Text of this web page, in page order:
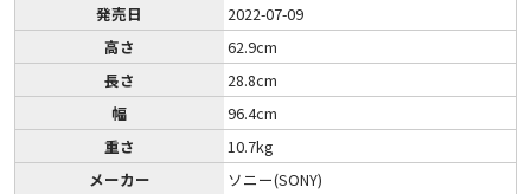
発売日
2022-07-09
高さ
62.9cm
長さ
28.8cm
幅
96.4cm
重さ
10.7kg
メーカー
ソニー(SONY)